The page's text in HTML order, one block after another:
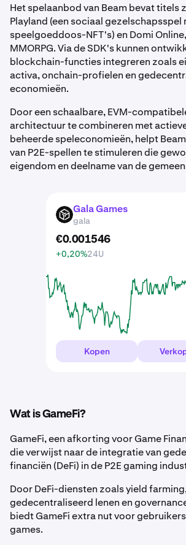
Het spelaanbod van Beam bevat titels
Playland (een sociaal gezelschapsspel
speelgoeddoos-NFT's) en Domi
MMORPG.Via de SDK's kunnen
blockchain-functies integreren zoals
activa, onchain-profielen en
economieën.
Door een schaalbare, EVM-
architectuur te combineren met
beheerde speleconomieën, helpt
van P2E-spellen te stimuleren die
eigendom en deelname van de
GALA Gala Games
gala
€0.001546
+0,20%24U
Kopen
Wat is GameFi?
GameFi, een afkorting voor Game
die verwijst naar de integratie van
financiën (DeFi) in de P2E gaming
Door DeFi-diensten zoals yield
gedecentraliseerd lenen en
biedt GameFi extra nut voor
games.